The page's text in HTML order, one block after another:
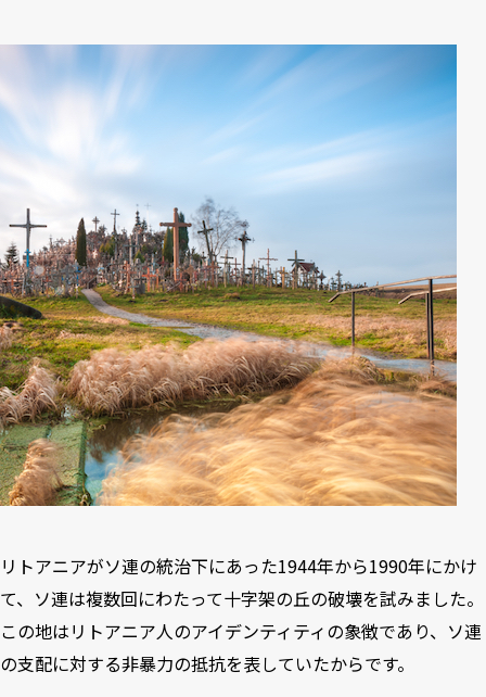
リトアニアがソ連の統治下にあった1944年から1990年にかけ
て、ソ連は複数回にわたって十字架の丘の破壊を試みました。
この地はリトアニア人のアイデンティティの象徴であり、ソ連
の支配に対する非暴力の抵抗を表していたからです。